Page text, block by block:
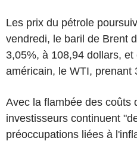
Les prix du pétrole
vendredi, le baril de Brent
3,05%, à 108,94 dollars,
américain, le WTI, prenant
Avec la flambée des coûts
investisseurs continuent
préoccupations liées à